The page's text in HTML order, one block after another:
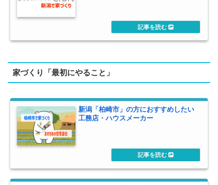
家づくり「最初にやること」
新潟「柏崎市」の方におすすめしたい
工務店・ハウスメーカー